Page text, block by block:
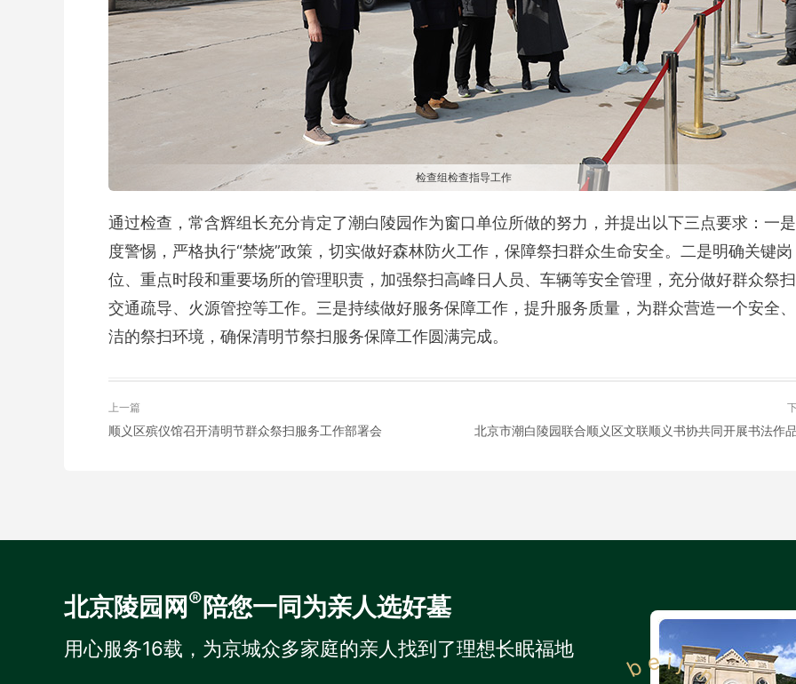
检查组检查指导工作
通过检查，常含辉组长充分肯定了潮白陵园作为窗口单位所做的努力，并提出以下三点要求：一
度警惕，严格执行“禁烧”政策，切实做好森林防火工作，保障祭扫群众生命安全。二是明确关键岗
位、重点时段和重要场所的管理职责，加强祭扫高峰日人员、车辆等安全管理，充分做好群众祭
交通疏导、火源管控等工作。三是持续做好服务保障工作，提升服务质量，为群众营造一个安全
洁的祭扫环境，确保清明节祭扫服务保障工作圆满完成。
上一篇
顺义区殡仪馆召开清明节群众祭扫服务工作部署会
北京陵园网 ®陪您一同为亲人选好墓
用心服务16载，为京城众多家庭的亲人找到了理想长眠福地